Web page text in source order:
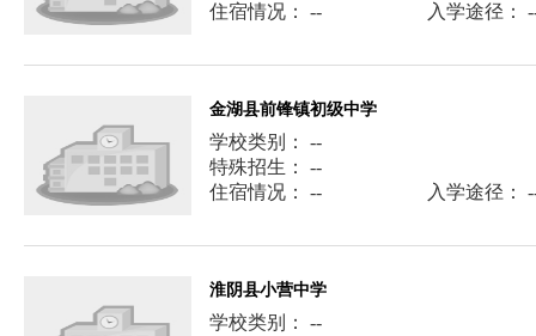
住宿情况： --
入学途径：
金湖县前锋镇初级中学
学校类别： --
特殊招生： --
住宿情况： --
入学途径：
淮阴县小营中学
学校类别： --